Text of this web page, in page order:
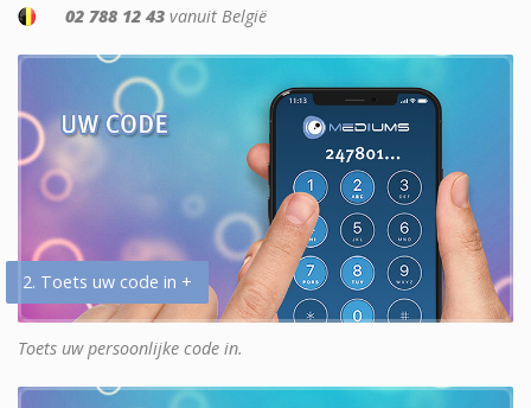
02 788 12 43 vanuit België
2. Toets uw code in +
Toets uw persoonlijke code in.